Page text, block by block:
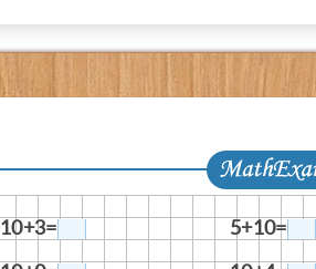
10+3=
5+10=